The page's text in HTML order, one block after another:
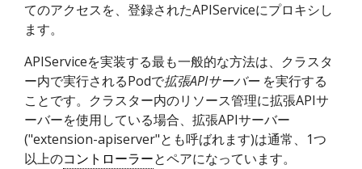
てのアクセスを、登録されたAPIServiceにプロキシし
ます。
APIServiceを実装する最も一般的な方法は、クラスタ
ー内で実行されるPodで拡張APIサーバーを実行する
ことです。クラスター内のリソース管理に拡張APIサ
ーバーを使用している場合、拡張APIサーバー
("extension-apiserver"とも呼ばれます)は通常、1つ
以上のコントローラーとペアになっています。